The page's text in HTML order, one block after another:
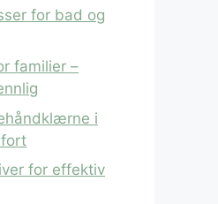
for bad og
familier –
i
for effektiv